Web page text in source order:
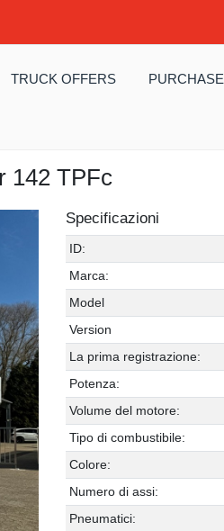
TRUCK OFFERS PURCHASE
142 TPFc
Specificazioni
ID:
Marca:
Model
Version
La prima registrazione:
Potenza:
Volume del motore:
Tipo di combustibile:
Colore:
Numero di assi:
Pneumatici: